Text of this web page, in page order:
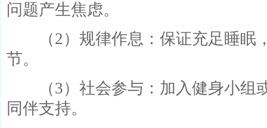
问题产生焦虑。
（2）规律作息：保证充足睡眠
节。
（3）社会参与：加入健身小组
同伴支持。